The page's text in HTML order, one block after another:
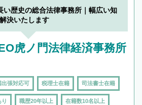
い歴史の総合法律事務所｜幅広い知
決いたします
虎ノ門法律経済事務所
出張対応可 税理士在籍 司法書士在籍
職歴20年以上 在籍数10名以上